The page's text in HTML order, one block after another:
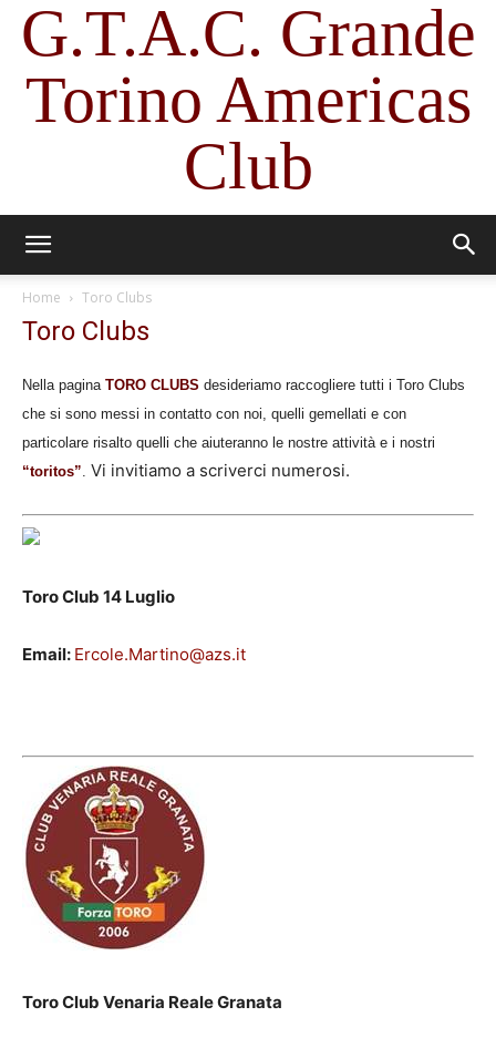
G.T.A.C. Grande
Torino Americas
Club
Home Toro Clubs
Toro Clubs
Nella pagina TORO CLUBS desideriamo raccogliere tutti i Toro Clubs
che si sono messi in contatto con noi, quelli gemellati e con
particolare risalto quelli che aiuteranno le nostre attività e i nostri
“toritos”. Vi invitiamo a scriverci numerosi.
Toro Club 14 Luglio
Email: Ercole.Martino@azs.it
Toro Club Venaria Reale Granata